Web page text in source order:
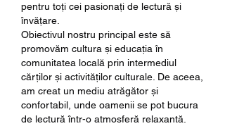
pentru toți cei pasionați de lectură și
învățare.
Obiectivul nostru principal este să
promovăm cultura și educația în
comunitatea locală prin intermediul
cărților și activităților culturale. De aceea,
am creat un mediu atrăgător și
confortabil, unde oamenii se pot bucura
de lectură într-o atmosferă relaxantă.